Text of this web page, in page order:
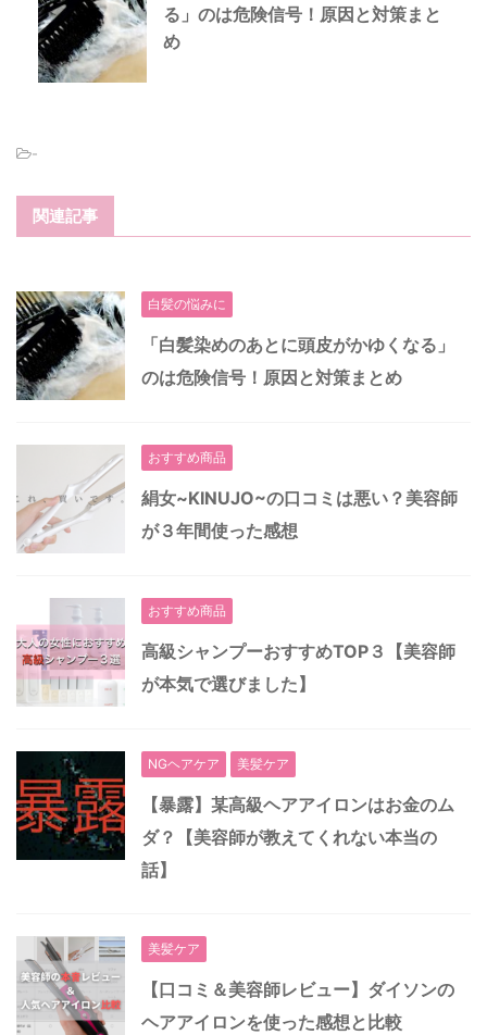
る」のは危険信号！原因と対策まと
め
-
関連記事
白髪の悩みに
「白髪染めのあとに頭皮がかゆくなる」
のは危険信号！原因と対策まとめ
おすすめ商品
絹女~KINUJO~の口コミは悪い？美容師
が３年間使った感想
おすすめ商品
高級シャンプーおすすめTOP３【美容師
が本気で選びました】
NGヘアケア 美髪ケア
【暴露】某高級ヘアアイロンはお金のム
ダ？【美容師が教えてくれない本当の
話】
美髪ケア
【口コミ＆美容師レビュー】ダイソンの
ヘアアイロンを使った感想と比較